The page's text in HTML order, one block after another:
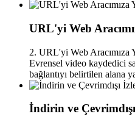
URL'yi Web
2. URL'yi Web Aracımıza
Evrensel video kaydedici
bağlantıyı belirtilen alana
İndirin ve